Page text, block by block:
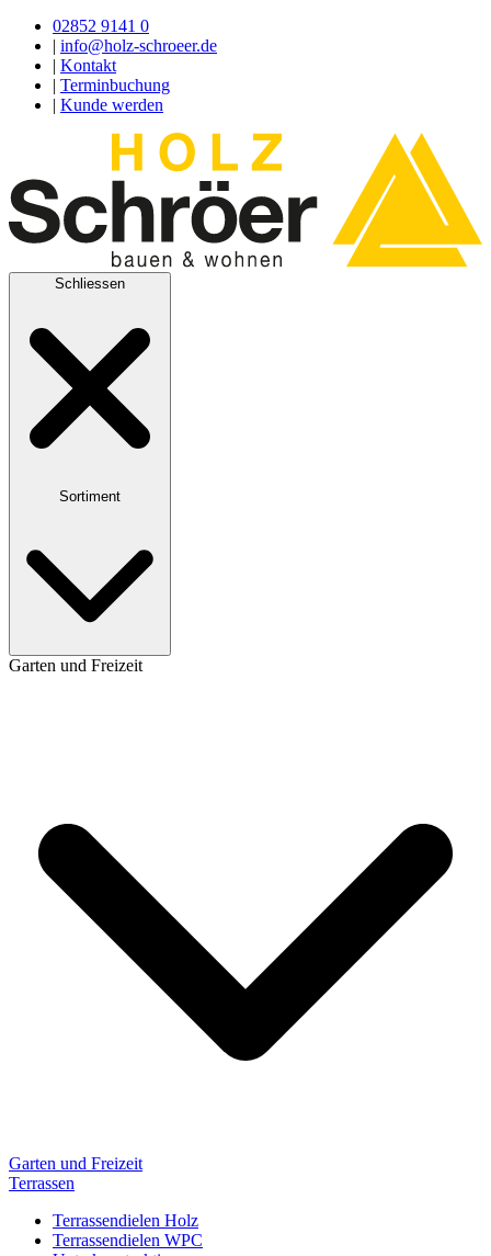
02852 9141 0
info@holz-schroeer.de
Kontakt
Terminbuchung
Kunde werden
Schliessen
Sortiment
Garten und Freizeit
Garten und Freizeit
Terrassen
Terrassendielen Holz
Terrassendielen WPC